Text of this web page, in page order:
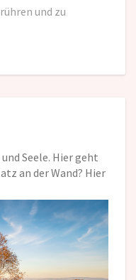
und zu
Seele. Hier geht
an der Wand? Hier